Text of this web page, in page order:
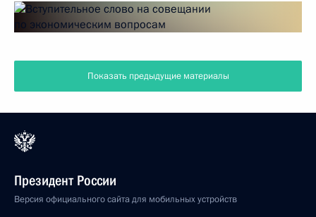
Показать предыдущие материалы
Президент России
Версия официального сайта для мобильных устройств